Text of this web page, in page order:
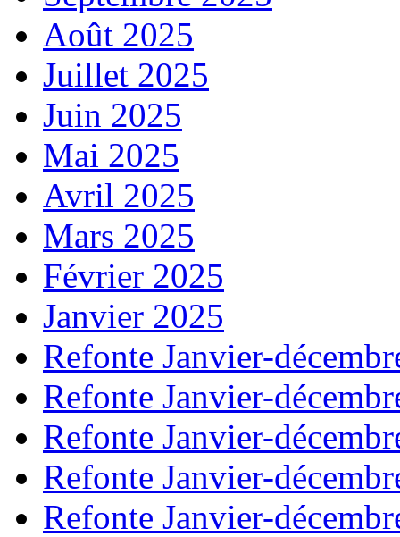
Août 2025
Juillet 2025
Juin 2025
Mai 2025
Avril 2025
Mars 2025
Février 2025
Janvier 2025
Refonte Janvier-
Refonte Janvier-
Refonte Janvier-
Refonte Janvier-
Refonte Janvier-